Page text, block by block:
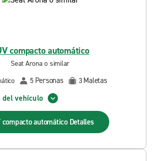
compacto automático
Seat Arona o similar
5 Personas 3Maletas
del vehículo
compacto automático Detalles